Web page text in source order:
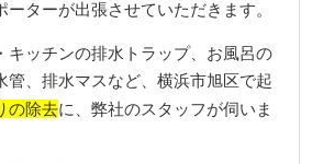
ターが出張させていただきます。
キッチンの排水トラップ、お風呂の
管、排水マスなど、横浜市旭区で起
の除去に、弊社のスタッフが伺いま